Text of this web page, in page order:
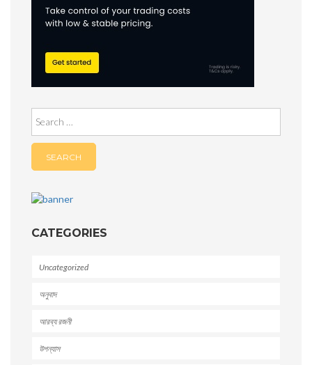
for:
CATEGORIES
Uncategorized
অনুবাদ
আরব্য রজনী
উপন্যাস